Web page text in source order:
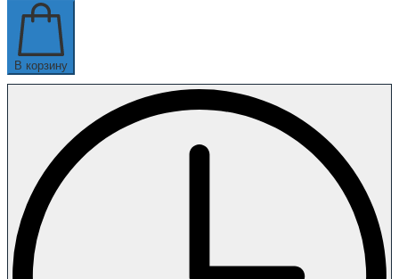
В корзину